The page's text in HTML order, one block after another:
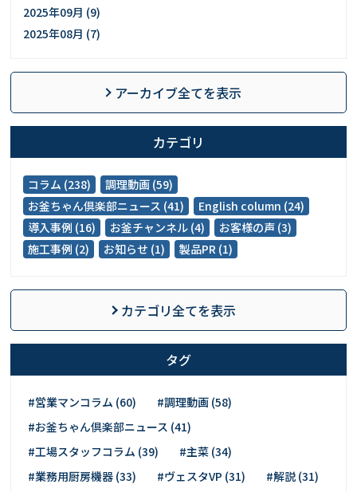
2025年09月 (9)
2025年08月 (7)
アーカイブ全てを表示
カテゴリ
コラム (238)
調理動画 (59)
お釜ちゃん倶楽部ニュース (41)
English column (24)
導入事例 (16)
お釜チャンネル (4)
お客様の声 (3)
施工事例 (2)
お知らせ (1) 製品PR (1)
カテゴリ全てを表示
タグ
#営業マンコラム (60)
#調理動画 (58)
#お釜ちゃん倶楽部ニュース (41)
#工場スタッフコラム (39)
#主菜 (34)
#業務用厨房機器 (33)
#ヴェスタVP (31)
#解説 (31)